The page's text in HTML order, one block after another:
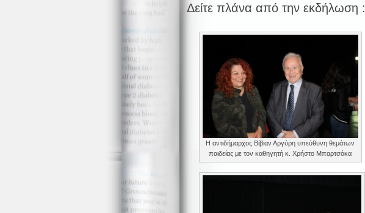
Δείτε πλάνα από την εκδήλωση :
Η αντιδήμαρχος Βίβιαν Αργύρη υπεύθυνη θεμάτων
παιδείας με τον καθηγητή κ. Χρήστο Μπαρτσόκα